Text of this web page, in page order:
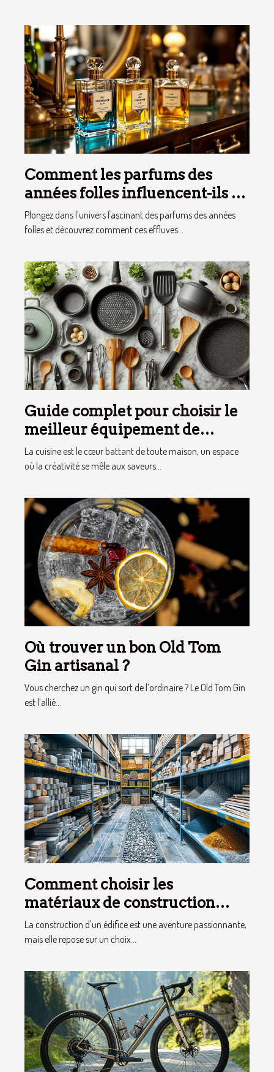
Comment les parfums des
années folles influencent-ils la
mode moderne ?
Plongez dans l’univers fascinant des parfums des années
folles et découvrez comment ces effluves...
Guide complet pour choisir le
meilleur équipement de
cuisine
La cuisine est le cœur battant de toute maison, un espace
où la créativité se mêle aux saveurs...
Où trouver un bon Old Tom
Gin artisanal ?
Vous cherchez un gin qui sort de l’ordinaire ? Le Old Tom Gin
est l’allié...
Comment choisir les
matériaux de construction
adaptés à votre projet
La construction d'un édifice est une aventure passionnante,
mais elle repose sur un choix...